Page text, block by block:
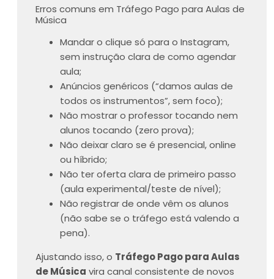
Erros comuns em Tráfego Pago para Aulas de
Música
Mandar o clique só para o Instagram,
sem instrução clara de como agendar
aula;
Anúncios genéricos (“damos aulas de
todos os instrumentos”, sem foco);
Não mostrar o professor tocando nem
alunos tocando (zero prova);
Não deixar claro se é presencial, online
ou híbrido;
Não ter oferta clara de primeiro passo
(aula experimental/teste de nível);
Não registrar de onde vêm os alunos
(não sabe se o tráfego está valendo a
pena).
Ajustando isso, o Tráfego Pago para Aulas
de Música vira canal consistente de novos